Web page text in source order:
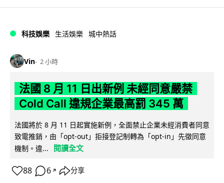
科技娛樂 生活娛樂 城中熱話
Vin 2 小時
法國 8 月 11 日出新例 未經同意嚴禁
Cold Call 違規企業最高罰 345 萬
法國將於 8 月 11 日起實施新例，全面禁止企業未經消費者同意
致電推銷，由「opt-out」拒接登記制轉為「opt-in」先徵同意
機制。違...
閱讀全文
88 6 ↗ 分享